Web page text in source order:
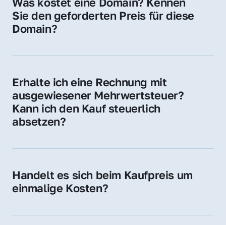
Adressen oder als digitale Investition.
Sie den geforderten Preis für diese
Domain?
Domain liegt ein konkreter Kaufpreis vor –
unverbindliches Angebot.
Erhalte ich eine Rechnung mit
ausgewiesener Mehrwertsteuer?
Kann ich den Kauf steuerlich
absetzen?
Für Unternehmen ist der Kauf in der Regel
Handelt es sich beim Kaufpreis um
einmalige Kosten?
späteren Betrieb der Domain (z. B. beim